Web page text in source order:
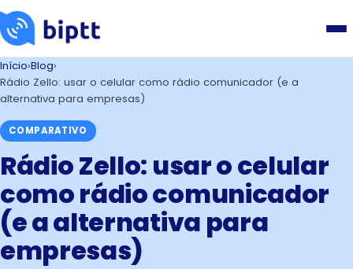
Início›Blog›
Rádio Zello: usar o celular como rádio comunicador (e a
alternativa para empresas)
COMPARATIVO
Rádio Zello: usar o celular
como rádio comunicador
(e a alternativa para
empresas)